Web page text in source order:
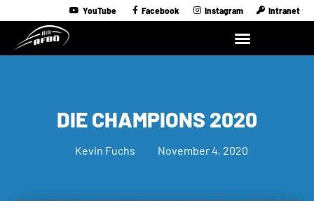
YouTube Facebook Instagram Intranet
DIE CHAMPIONS 2020
Kevin Fuchs November 4, 2020